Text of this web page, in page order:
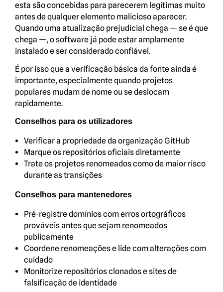
esta são concebidas para parecerem legítimas muito
antes de qualquer elemento malicioso aparecer.
Quando uma atualização prejudicial chega — se é que
chega —, o software já pode estar amplamente
instalado e ser considerado confiável.
É por isso que a verificação básica da fonte ainda é
importante, especialmente quando projetos
populares mudam de nome ou se deslocam
rapidamente.
Conselhos para os utilizadores
Verificar a propriedade da organização GitHub
Marque os repositórios oficiais diretamente
Trate os projetos renomeados como de maior risco
durante as transições
Conselhos para mantenedores
Pré-registre domínios com erros ortográficos
prováveis antes que sejam renomeados
publicamente
Coordene renomeações e lide com alterações com
cuidado
Monitorize repositórios clonados e sites de
falsificação de identidade